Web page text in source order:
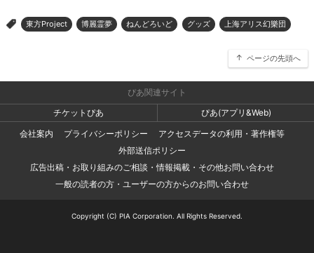
> 東方Project 博麗霊夢 ねんどろいど グッズ 上海アリス幻樂団
ページの先頭へ
ぴあ関連サイト
チケットぴあ
ぴあ(アプリ&Web)
会社案内
プライバシーポリシー
アクセスデータの利用・著作権等
外部送信ポリシー
広告出稿・お取り組みのご相談・情報掲載・その他お問い合わせ
一般の読者の方・ユーザーの方からのお問い合わせ
Copyright (C) PIA Corporation. All Rights Reserved.